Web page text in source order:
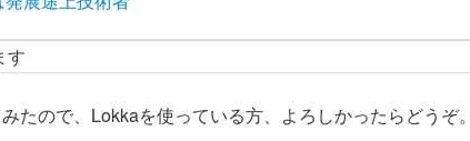
す
ので、Lokkaを使っている方、よろしかったらどうぞ。